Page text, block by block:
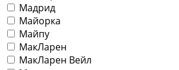
Мадрид
Майорка
Майпу
МакЛарен
МакЛарен Вейл